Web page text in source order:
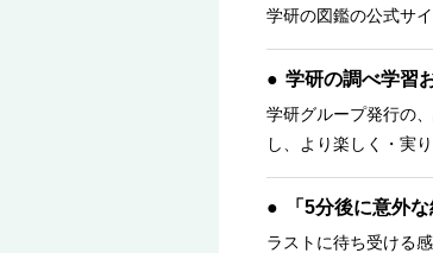
学研の図鑑の公式サ
学研の調べ学習
学研グループ発行の
し、より楽しく・実
「5分後に意外
ラストに待ち受ける